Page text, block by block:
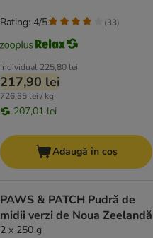
Individual 225,80 lei
217,90 lei
726,35 lei / kg
207,01 lei
Rating: 4/5 (33)
Adaugă în coș
PAWS & PATCH Pudră de
midii verzi de Noua Zeelandă
2 x 250 g